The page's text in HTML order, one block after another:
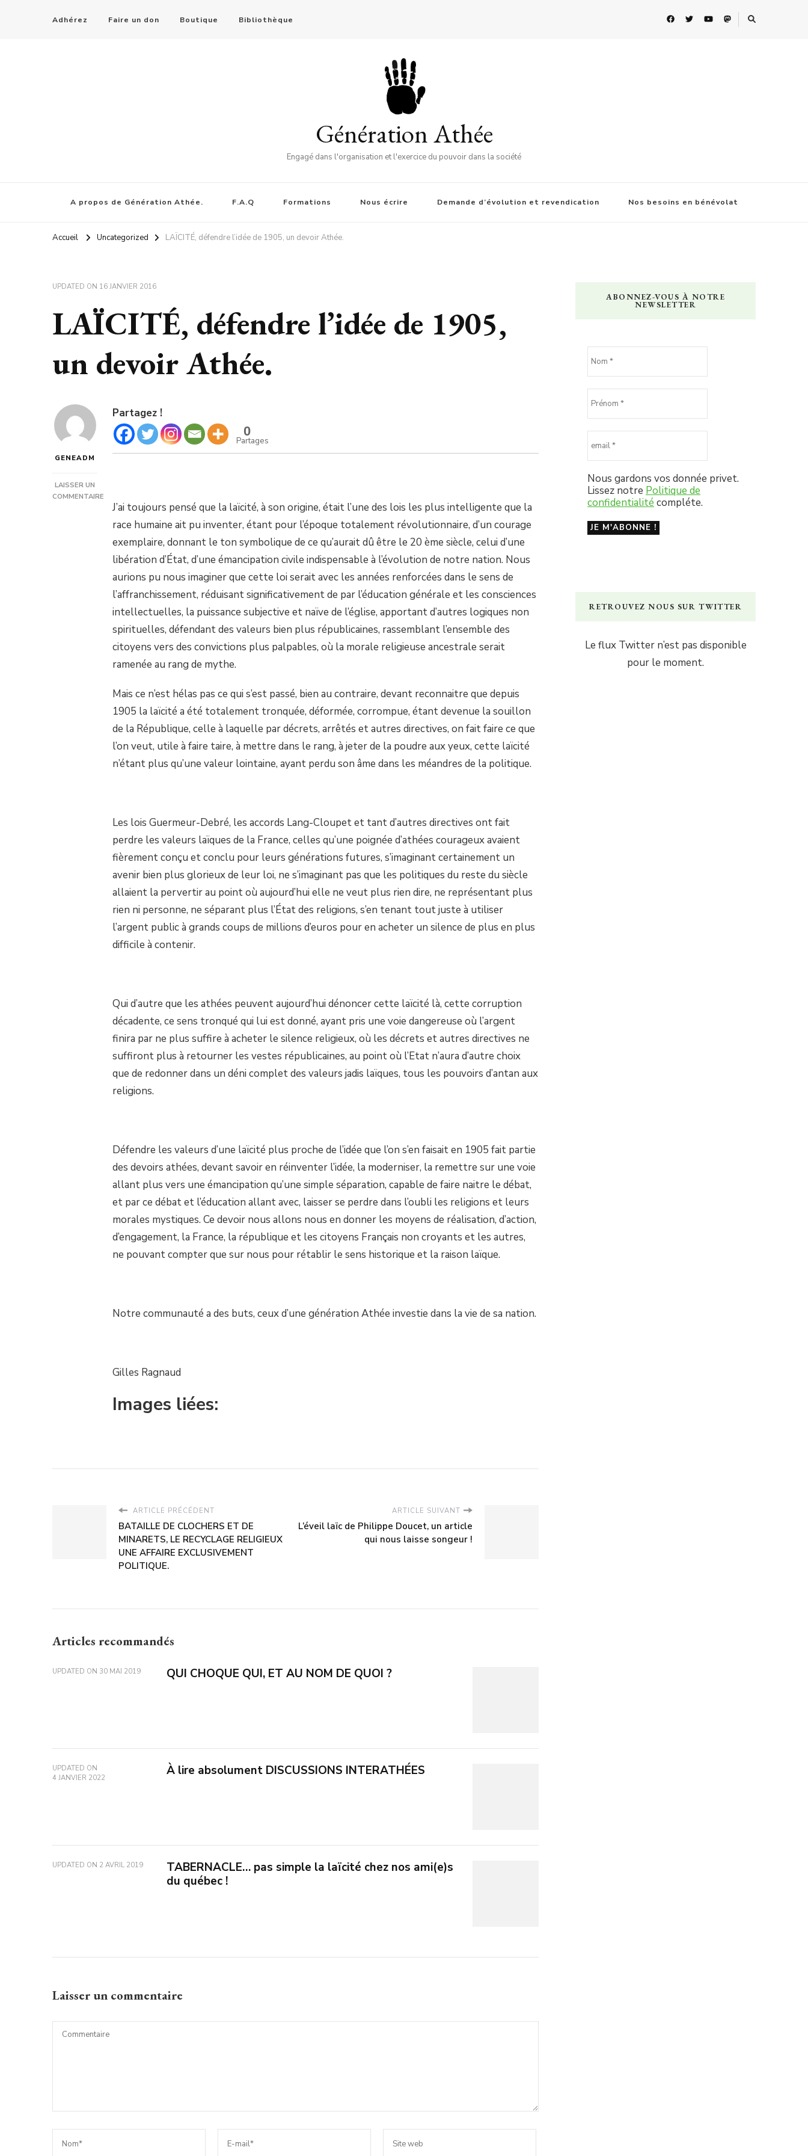
Adhérez Faire un don Boutique Bibliothèque
Génération Athée
Engagé dans l'organisation et l'exercice du pouvoir dans la société
A propos de Génération Athée. F.A.Q Formations Nous écrire Demande d’évolution et revendication Nos besoins en bénévolat
Accueil Uncategorized LAÏCITÉ, défendre l’idée de 1905, un devoir Athée.
UPDATED ON 16 JANVIER 2016
LAÏCITÉ, défendre l’idée de 1905,
un devoir Athée.
GENEADM
LAISSER UN
COMMENTAIRE
Partagez !
0
Partages
J’ai toujours pensé que la laïcité, à son origine, était l’une des lois les plus intelligente que la
race humaine ait pu inventer, étant pour l’époque totalement révolutionnaire, d’un courage
exemplaire, donnant le ton symbolique de ce qu’aurait dû être le 20 ème siècle, celui d’une
libération d’État, d’une émancipation civile indispensable à l’évolution de notre nation. Nous
aurions pu nous imaginer que cette loi serait avec les années renforcées dans le sens de
l’affranchissement, réduisant significativement de par l’éducation générale et les consciences
intellectuelles, la puissance subjective et naïve de l’église, apportant d’autres logiques non
spirituelles, défendant des valeurs bien plus républicaines, rassemblant l’ensemble des
citoyens vers des convictions plus palpables, où la morale religieuse ancestrale serait
ramenée au rang de mythe.
Mais ce n’est hélas pas ce qui s’est passé, bien au contraire, devant reconnaitre que depuis
1905 la laïcité a été totalement tronquée, déformée, corrompue, étant devenue la souillon
de la République, celle à laquelle par décrets, arrêtés et autres directives, on fait faire ce que
l’on veut, utile à faire taire, à mettre dans le rang, à jeter de la poudre aux yeux, cette laïcité
n’étant plus qu’une valeur lointaine, ayant perdu son âme dans les méandres de la politique.
Les lois Guermeur-Debré, les accords Lang-Cloupet et tant d’autres directives ont fait
perdre les valeurs laïques de la France, celles qu’une poignée d’athées courageux avaient
fièrement conçu et conclu pour leurs générations futures, s’imaginant certainement un
avenir bien plus glorieux de leur loi, ne s’imaginant pas que les politiques du reste du siècle
allaient la pervertir au point où aujourd’hui elle ne veut plus rien dire, ne représentant plus
rien ni personne, ne séparant plus l’État des religions, s’en tenant tout juste à utiliser
l’argent public à grands coups de millions d’euros pour en acheter un silence de plus en plus
difficile à contenir.
Qui d’autre que les athées peuvent aujourd’hui dénoncer cette laïcité là, cette corruption
décadente, ce sens tronqué qui lui est donné, ayant pris une voie dangereuse où l’argent
finira par ne plus suffire à acheter le silence religieux, où les décrets et autres directives ne
suffiront plus à retourner les vestes républicaines, au point où l’Etat n’aura d’autre choix
que de redonner dans un déni complet des valeurs jadis laïques, tous les pouvoirs d’antan aux
religions.
Défendre les valeurs d’une laïcité plus proche de l’idée que l’on s’en faisait en 1905 fait partie
des devoirs athées, devant savoir en réinventer l’idée, la moderniser, la remettre sur une voie
allant plus vers une émancipation qu’une simple séparation, capable de faire naitre le débat,
et par ce débat et l’éducation allant avec, laisser se perdre dans l’oubli les religions et leurs
morales mystiques. Ce devoir nous allons nous en donner les moyens de réalisation, d’action,
d’engagement, la France, la république et les citoyens Français non croyants et les autres,
ne pouvant compter que sur nous pour rétablir le sens historique et la raison laïque.
Notre communauté a des buts, ceux d’une génération Athée investie dans la vie de sa nation.
Gilles Ragnaud
Images liées:
ARTICLE PRÉCÉDENT
BATAILLE DE CLOCHERS ET DE
MINARETS, LE RECYCLAGE RELIGIEUX
UNE AFFAIRE EXCLUSIVEMENT
POLITIQUE.
ARTICLE SUIVANT
L’éveil laïc de Philippe Doucet, un article
qui nous laisse songeur !
Articles recommandés
UPDATED ON 30 MAI 2019 QUI CHOQUE QUI, ET AU NOM DE QUOI ?
UPDATED ON
4 JANVIER 2022
À lire absolument DISCUSSIONS INTERATHÉES
UPDATED ON 2 AVRIL 2019
TABERNACLE… pas simple la laïcité chez nos ami(e)s
du québec !
Laisser un commentaire
ABONNEZ-VOUS À NOTRE
NEWSLETTER
Nous gardons vos donnée privet.
Lissez notre Politique de
confidentialité compléte.
RETROUVEZ NOUS SUR TWITTER
Le flux Twitter n’est pas disponible
pour le moment.